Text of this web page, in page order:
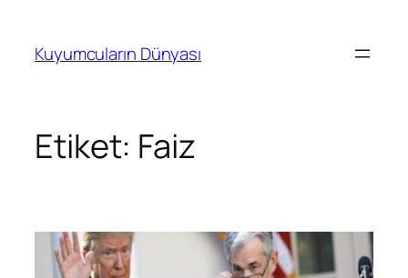
Kuyumcuların Dünyası
Etiket: Faiz